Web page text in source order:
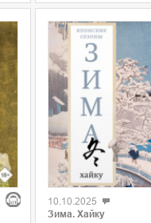
10.10.2025
Зима. Хайку